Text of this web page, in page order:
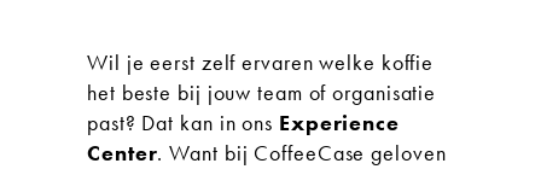
Wil je eerst zelf ervaren welke koffie
het beste bij jouw team of organisatie
past? Dat kan in ons Experience
Center. Want bij CoffeeCase geloven